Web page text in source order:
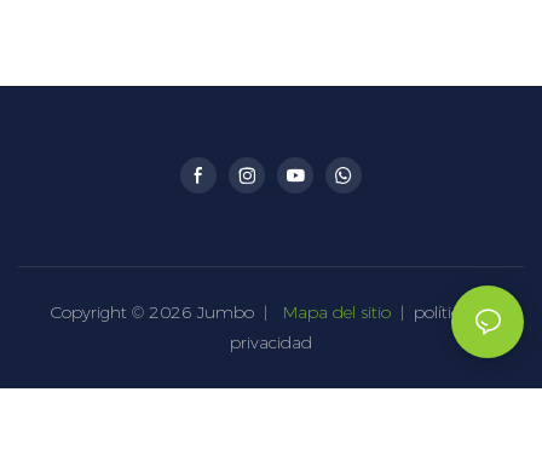
Copyright © 2026 Jumbo | Mapa del sitio | política de
privacidad